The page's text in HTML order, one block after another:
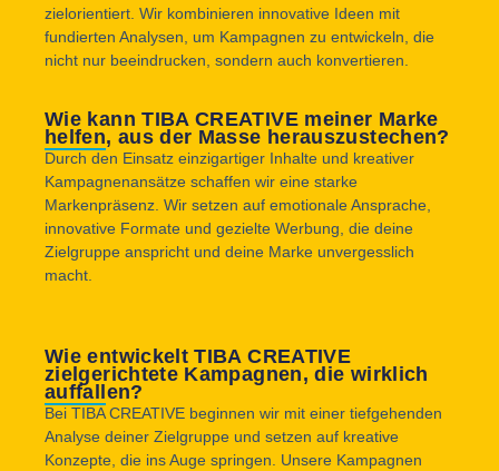
zielorientiert. Wir kombinieren innovative Ideen mit
fundierten Analysen, um Kampagnen zu entwickeln, die
nicht nur beeindrucken, sondern auch konvertieren.
Wie kann TIBA CREATIVE meiner Marke
helfen, aus der Masse herauszustechen?
Durch den Einsatz einzigartiger Inhalte und kreativer
Kampagnenansätze schaffen wir eine starke
Markenpräsenz. Wir setzen auf emotionale Ansprache,
innovative Formate und gezielte Werbung, die deine
Zielgruppe anspricht und deine Marke unvergesslich
macht.
Wie entwickelt TIBA CREATIVE
zielgerichtete Kampagnen, die wirklich
auffallen?
Bei TIBA CREATIVE beginnen wir mit einer tiefgehenden
Analyse deiner Zielgruppe und setzen auf kreative
Konzepte, die ins Auge springen. Unsere Kampagnen